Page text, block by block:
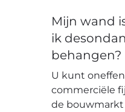
Mijn wand
ik
behangen?
U kunt
commerciële
de